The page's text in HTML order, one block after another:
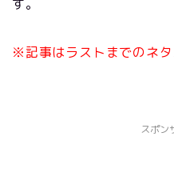
す。
※記事はラストまでのネタ
スポン